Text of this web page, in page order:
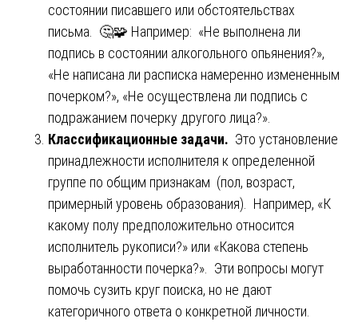
состоянии писавшего или обстоятельствах
письма. 🤔🧩 Например: «Не выполнена ли
подпись в состоянии алкогольного опьянения?»,
«Не написана ли расписка намеренно измененным
почерком?», «Не осуществлена ли подпись с
подражанием почерку другого лица?».
Классификационные задачи. Это установление
принадлежности исполнителя к определенной
группе по общим признакам (пол, возраст,
примерный уровень образования). Например, «К
какому полу предположительно относится
исполнитель рукописи?» или «Какова степень
выработанности почерка?». Эти вопросы могут
помочь сузить круг поиска, но не дают
категоричного ответа о конкретной личности.